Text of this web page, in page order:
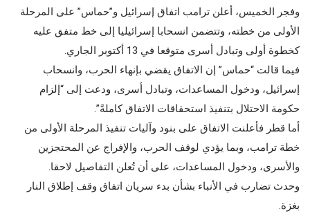
وفجر الخميس، أعلن ترامب اتفاق إسرائيل و”حماس” على المرحلة
الأولى من خطته، وتتضمن انسحابا إسرائيليا إلى خط متفق عليه
كخطوة أولى وتبادل أسرى متوقعا في 13 أكتوبر الجاري.
فيما قالت “حماس” إن الاتفاق يقضي بإنهاء الحرب، وانسحاب
إسرائيل، ودخول المساعدات، وتبادل أسرى، ودعت إلى “إلزام
حكومة الاحتلال بتنفيذ استحقاقات الاتفاق كاملةً”.
أما قطر فأعلنت الاتفاق على بنود وآليات تنفيذ المرحلة الأولى من
خطة ترامب، وبما يؤدي لوقف الحرب، والإفراج عن المحتجزين
والأسرى، ودخول المساعدات، على أن تُعلن التفاصيل لاحقا.
وحدث تضارب في الأنباء بشأن بدء سريان اتفاق وقف إطلاق النار
بغزة.